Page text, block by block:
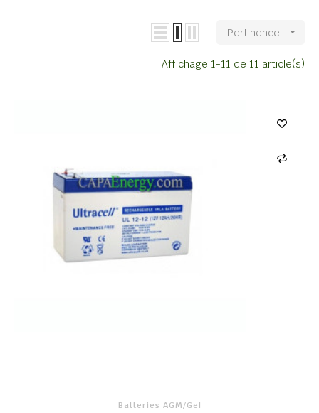
Pertinence 
Affichage 1-11 de 11 article(s)
Batteries AGM/Gel